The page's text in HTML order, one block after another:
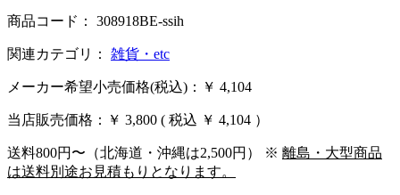
商品コード： 308918BE-ssih
関連カテゴリ： 雑貨・etc
メーカー希望小売価格(税込)：￥ 4,104
当店販売価格： ￥ 3,800 ( 税込 ￥ 4,104 ）
送料800円〜（北海道・沖縄は2,500円） ※ 離島・大型商品
は送料別途お見積もりとなります。